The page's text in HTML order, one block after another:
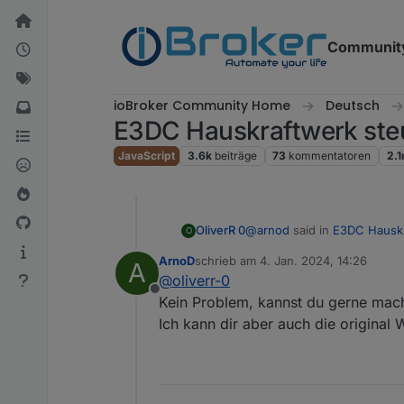
Weiter zum Inhalt
ioBroker Community Home Deutsch
E3DC Hauskraftwerk
JavaScript 3.6k beiträge 73 kommentatoren
O OliverR 0@arnod said in E3DC
28_E3DC_SOH_Diagramm
Wenn du möchtest, kann
ich die PDFs umwandle
A
Offline
ArnoDschrieb am 4. Jan. 2024, 14:26
zuletzt editiert von
@oliverr-0
Kein Problem, kannst du gerne
Ich kann dir aber auch die original